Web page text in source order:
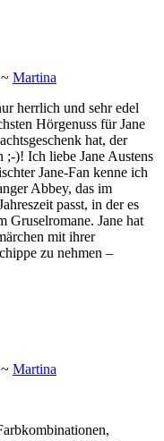
~ Martina
herrlich und sehr edel
Hörgenuss für Jane
hat, der
;-)! Ich liebe Jane Austens
Jane-Fan kenne ich
Abbey, das im
passt, in der es
Gruselromane. Jane hat
mit ihrer
zu nehmen –
~ Martina